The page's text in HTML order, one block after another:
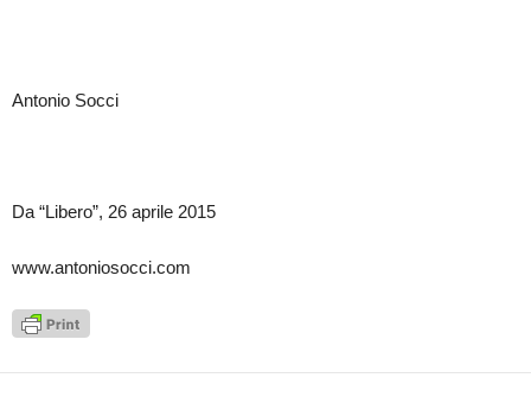
Antonio Socci
Da “Libero”, 26 aprile 2015
www.antoniosocci.com